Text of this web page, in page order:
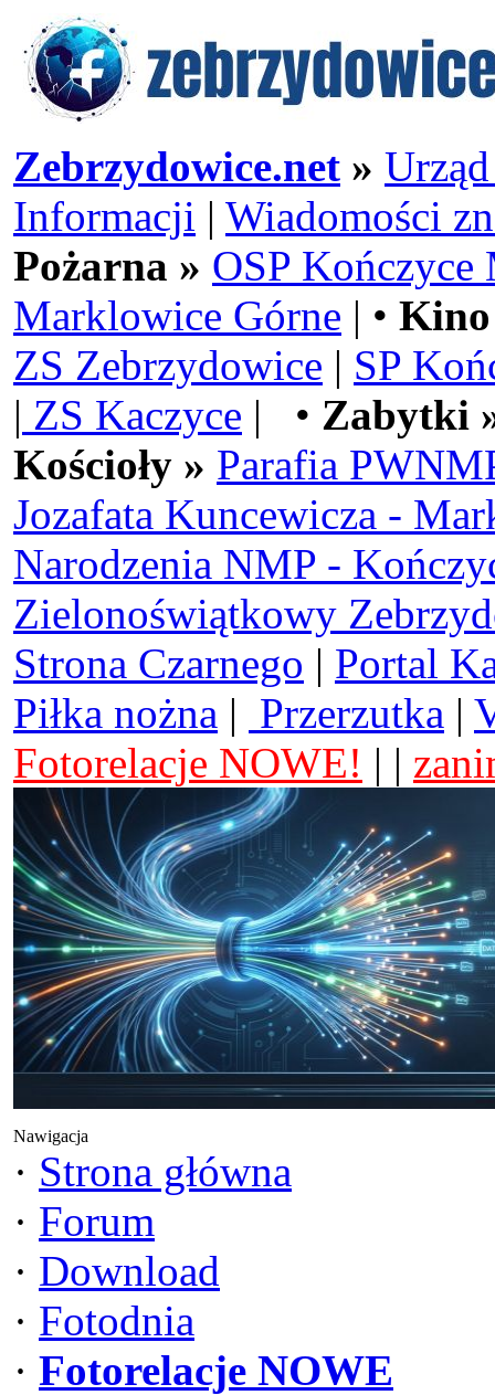
Zebrzydowice.net »
Informacji | Wiadomości
Pożarna » OSP Kończyce
Marklowice Górne | •
ZS Zebrzydowice | SP
| ZS Kaczyce | • Zabytki
Kościoły » Parafia
Jozafata Kuncewicza -
Narodzenia NMP -
Zielonoświątkowy
Strona Czarnego | Portal
Piłka nożna | Przerzutka |
Fotorelacje NOWE! | |
Nawigacja
· Strona główna
· Forum
· Download
· Fotodnia
· Fotorelacje NOWE